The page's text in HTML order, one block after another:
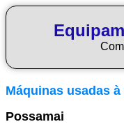
Máquinas usadas à
Possamai